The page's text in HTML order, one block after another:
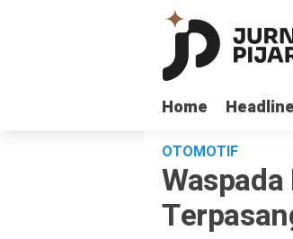
Home Headline
Home Headline
OTOMOTIF